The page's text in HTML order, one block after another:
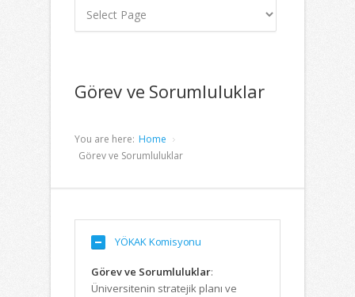
Görev ve Sorumluluklar
You are here: Home
Görev ve Sorumluluklar
YÖKAK Komisyonu
Görev ve Sorumluluklar:
Üniversitenin stratejik planı ve